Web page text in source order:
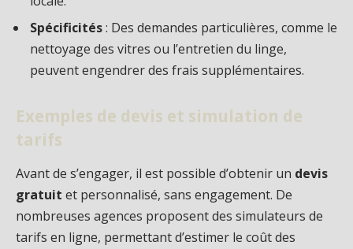
Spécificités: Des demandes particulières, comme le
nettoyage des vitres ou l’entretien du linge,
peuvent engendrer des frais supplémentaires.
Exemples de devis et simulation de
tarifs
Avant de s’engager, il est possible d’obtenir un devis
gratuit et personnalisé, sans engagement. De
nombreuses agences proposent des simulateurs de
tarifs en ligne, permettant d’estimer le coût des